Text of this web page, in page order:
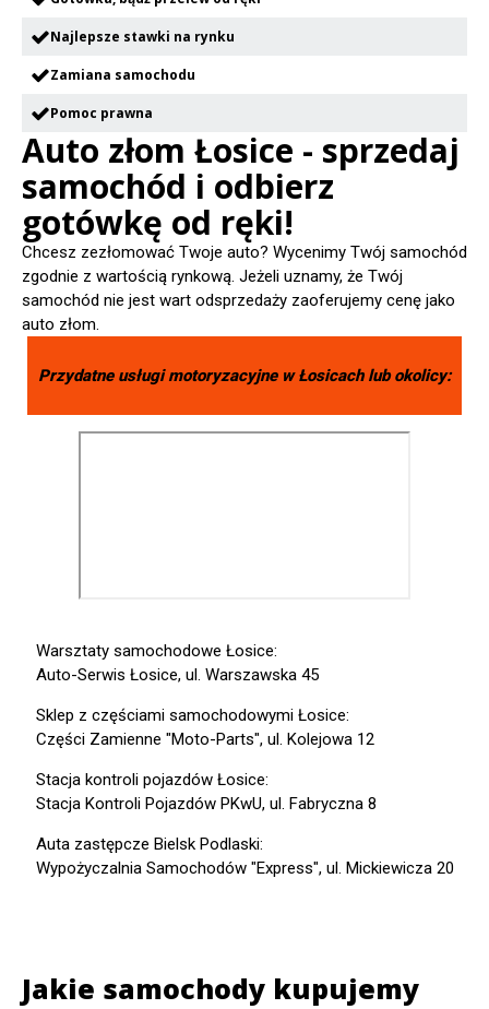
Najlepsze stawki na rynku
Zamiana samochodu
Pomoc prawna
Auto złom Łosice - sprzedaj
samochód i odbierz
gotówkę od ręki!
Chcesz zezłomować Twoje auto? Wycenimy Twój samochód
zgodnie z wartością rynkową. Jeżeli uznamy, że Twój
samochód nie jest wart odsprzedaży zaoferujemy cenę jako
auto złom.
Przydatne usługi motoryzacyjne wŁosicachlub okolicy:
Warsztaty samochodowe Łosice:
Auto-Serwis Łosice, ul. Warszawska 45
Sklep z częściami samochodowymi Łosice:
Części Zamienne "Moto-Parts", ul. Kolejowa 12
Stacja kontroli pojazdów Łosice:
Stacja Kontroli Pojazdów PKwU, ul. Fabryczna 8
Auta zastępcze Bielsk Podlaski:
Wypożyczalnia Samochodów "Express", ul. Mickiewicza 20
Jakie samochody kupujemy